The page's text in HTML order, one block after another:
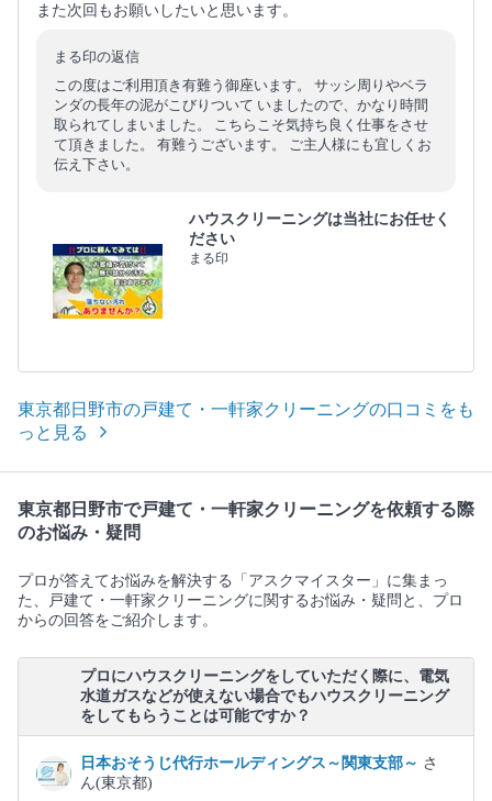
また次回もお願いしたいと思います。
まる印の返信
この度はご利用頂き有難う御座います。 サッシ周りやベラ
ンダの長年の泥がこびりついて いましたので、かなり時間
取られてしまいました。 こちらこそ気持ち良く仕事をさせ
て頂きました。 有難うございます。 ご主人様にも宜しくお
伝え下さい。
ハウスクリーニングは当社にお任せく
ださい
まる印
東京都日野市の戸建て・一軒家クリーニングの口コミをも
っと見る
東京都日野市で戸建て・一軒家クリーニングを依頼する際
のお悩み・疑問
プロが答えてお悩みを解決する「アスクマイスター」に集まっ
た、戸建て・一軒家クリーニングに関するお悩み・疑問と、プロ
からの回答をご紹介します。
プロにハウスクリーニングをしていただく際に、電気
水道ガスなどが使えない場合でもハウスクリーニング
をしてもらうことは可能ですか？
日本おそうじ代行ホールディングス～関東支部～ さ
ん(東京都)